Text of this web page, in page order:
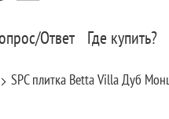
Ответ Где купить?
SPC плитка Betta Villa Дуб